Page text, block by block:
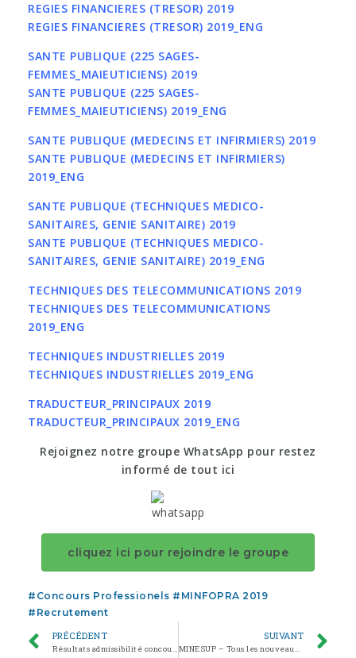
REGIES FINANCIERES (TRESOR) 2019
REGIES FINANCIERES (TRESOR) 2019_ENG
SANTE PUBLIQUE (225 SAGES-
FEMMES_MAIEUTICIENS) 2019
SANTE PUBLIQUE (225 SAGES-
FEMMES_MAIEUTICIENS) 2019_ENG
SANTE PUBLIQUE (MEDECINS ET INFIRMIERS) 2019
SANTE PUBLIQUE (MEDECINS ET INFIRMIERS)
2019_ENG
SANTE PUBLIQUE (TECHNIQUES MEDICO-
SANITAIRES, GENIE SANITAIRE) 2019
SANTE PUBLIQUE (TECHNIQUES MEDICO-
SANITAIRES, GENIE SANITAIRE) 2019_ENG
TECHNIQUES DES TELECOMMUNICATIONS 2019
TECHNIQUES DES TELECOMMUNICATIONS
2019_ENG
TECHNIQUES INDUSTRIELLES 2019
TECHNIQUES INDUSTRIELLES 2019_ENG
TRADUCTEUR_PRINCIPAUX 2019
TRADUCTEUR_PRINCIPAUX 2019_ENG
Rejoignez notre groupe WhatsApp pour restez
informé de tout ici
cliquez ici pour rejoindre le groupe
# Concours Professionels # MINFOPRA 2019
# Recrutement
PRÉCÉDENT
Résultats admissibilité concours ENAM 2019
SUIVANT
MINESUP – Tous les nouveaux Arrêtés ENS et ENSET 2019